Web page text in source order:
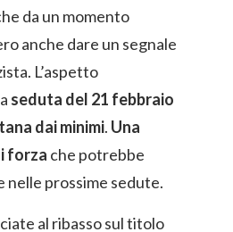
da un momento
anche dare un segnale
L’aspetto
seduta del 21 febbraio
dai minimi. Una
forza che potrebbe
nelle prossime sedute.